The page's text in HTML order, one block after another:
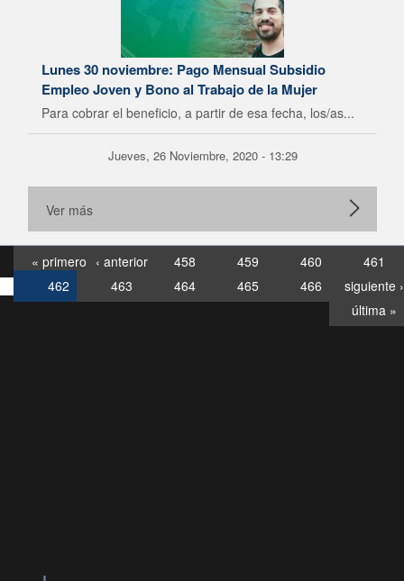
Lunes 30 noviembre: Pago Mensual Subsidio
Empleo Joven y Bono al Trabajo de la Mujer
Para cobrar el beneficio, a partir de esa fecha, los/as...
Jueves, 26 Noviembre, 2020 - 13:29
Ver más
« primero ‹ anterior 458 459 460
461
462
463 464 465 466
siguiente ›
última »